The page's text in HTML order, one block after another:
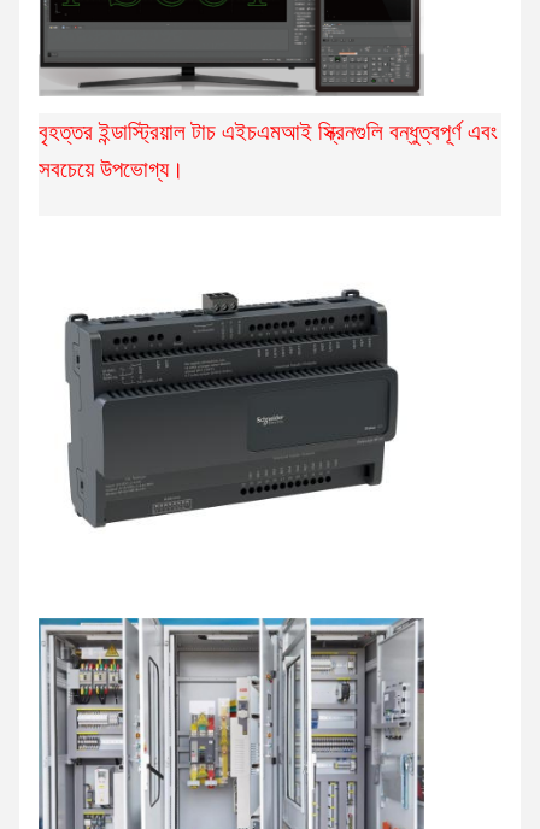
বৃহত্তর ইন্ডাস্ট্রিয়াল টাচ এইচএমআই স্ক্রিনগুলি বন্ধুত্বপূর্ণ এবং
সবচেয়ে উপভোগ্য।